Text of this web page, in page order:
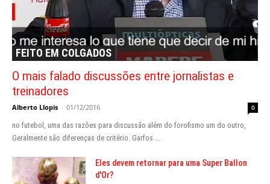
FEITO EM COLGADOS
O mais falado discussões entre jornalistas e
treinadores
Alberto Llopis - 01/12/2016 0
no futebol, uma das razões para discussão além do forofismo um do outro,
Geralmente são diferenças de critério. Garfos ...
Eles devem retornar para uma Super Ballon
d'Or?